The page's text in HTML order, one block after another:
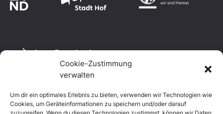
Cookie-Zustimmung
verwalten
Um dir ein optimales Erlebnis zu bieten, verwenden wir Technologien wie
Cookies, um Geräteinformationen zu speichern und/oder darauf
Logo Download
Datenschutzerklärung
Impressum